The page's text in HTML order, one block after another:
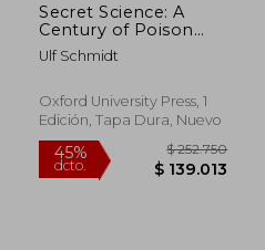
Secret Science: A
Century of Poison
Warfare and Human
Experiments (en
Ulf Schmidt
Oxford University Press, 1
Edición, Tapa Dura, Nuevo